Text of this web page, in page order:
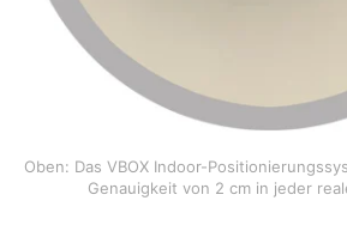
Oben: Das VBOX Indoor-
Genauigkeit von 2 cm in jeder